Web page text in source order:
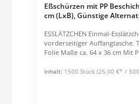
Eßschürzen mit PP
cm (LxB), Günstige
ESSLÄTZCHEN Einmal-
vorderseitiger Auffangtasche. Tissuepapier mit blauer PE-
Folie Maße ca. 64 x 36 cm Mit PE-Beschichtung Papier, ca. 23
Inhalt: 1500 Stück (25,00 €* /